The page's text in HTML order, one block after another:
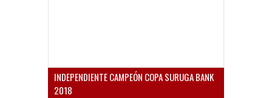
INDEPENDIENTE CAMPEÓN COPA SURUGA BANK
2018